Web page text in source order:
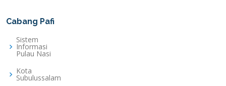
Cabang Pafi
Sistem
Informasi
Pulau Nasi
Kota
Subulussalam